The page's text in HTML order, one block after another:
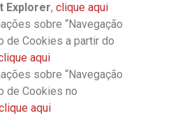
Explorer, clique aqui
sobre “Navegação
de Cookies a partir do
aqui
sobre “Navegação
de Cookies no
aqui